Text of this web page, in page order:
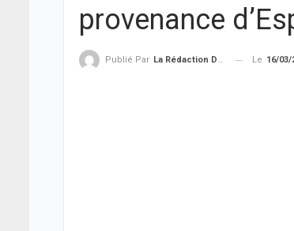
provenance
Publié Par La Rédaction De THIEYSENEGAL.com Le 16/03/